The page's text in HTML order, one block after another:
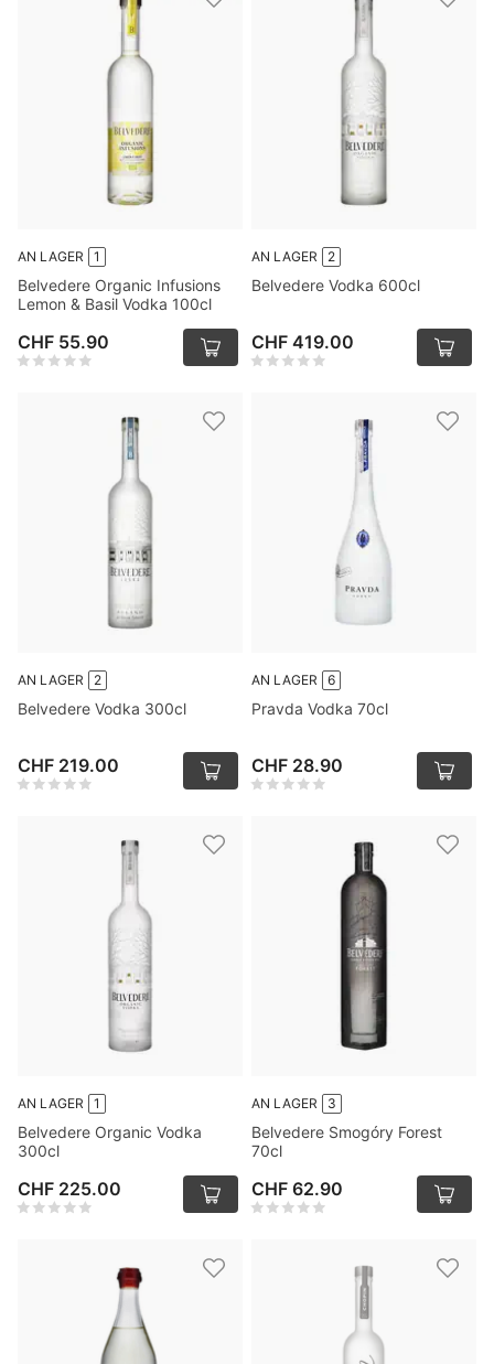
AN LAGER 1
Belvedere Organic Infusions
Lemon & Basil Vodka 100cl
CHF 55.90
AN LAGER 2
Belvedere Vodka 600cl
CHF 419.00
AN LAGER 2
Belvedere Vodka 300cl
CHF 219.00
AN LAGER 6
Pravda Vodka 70cl
CHF 28.90
AN LAGER 1
Belvedere Organic Vodka
300cl
CHF 225.00
AN LAGER 3
Belvedere Smogóry Forest
70cl
CHF 62.90